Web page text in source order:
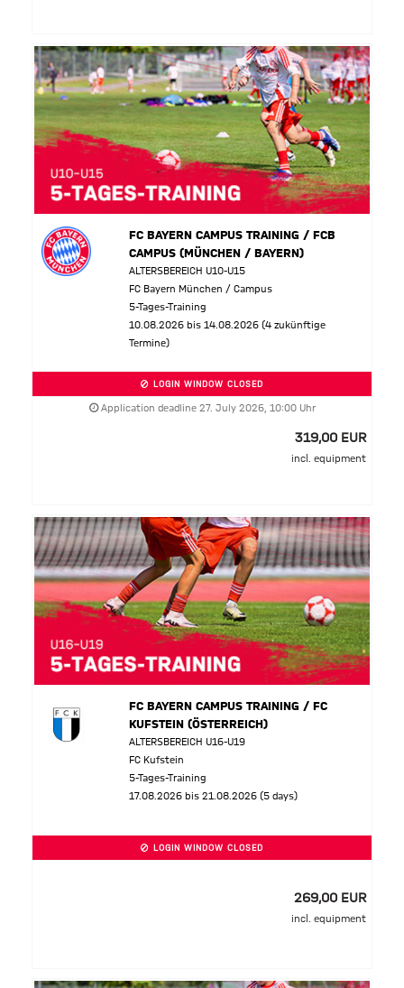
FC BAYERN CAMPUS TRAINING / FCB
CAMPUS (MÜNCHEN / BAYERN)
ALTERSBEREICH U10-U15
FC Bayern München / Campus
5-Tages-Training
10.08.2026 bis 14.08.2026 (4 zukünftige
Termine)
LOGIN WINDOW CLOSED
Application deadline 27. July 2026, 10:00 Uhr
319,00 EUR
incl. equipment
FC BAYERN CAMPUS TRAINING / FC
KUFSTEIN (ÖSTERREICH)
ALTERSBEREICH U16-U19
FC Kufstein
5-Tages-Training
17.08.2026 bis 21.08.2026 (5 days)
LOGIN WINDOW CLOSED
269,00 EUR
incl. equipment